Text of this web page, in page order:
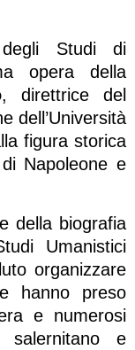
degli Studi di
opera della
, direttrice del
dell’Università
figura storica
Napoleone e
della biografia
Umanistici
organizzare
hanno preso
e numerosi
salernitano e